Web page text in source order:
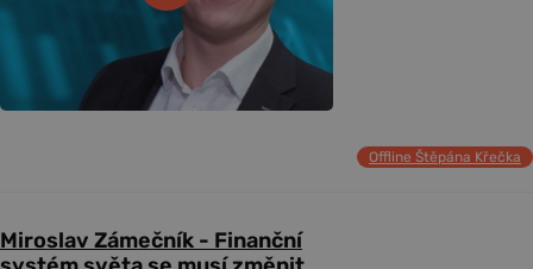
Offline Štěpána Křečka
Miroslav Zámečník - Finanční